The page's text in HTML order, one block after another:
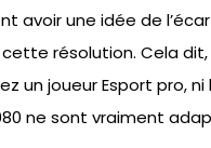
avoir une idée de
résolution. Cela dit,
un joueur Esport pro, ni
ne sont vraiment